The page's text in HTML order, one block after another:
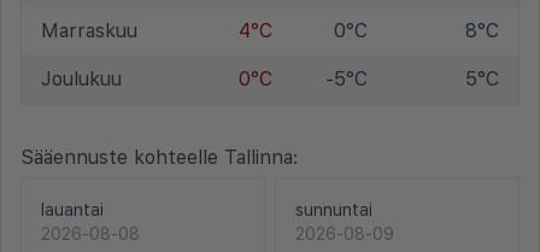
Marraskuu 4°C 0°C 8°C
Joulukuu 0°C -5°C 5°C
Sääennuste kohteelle Tallinna:
lauantai
2026-08-08
sunnuntai
2026-08-09